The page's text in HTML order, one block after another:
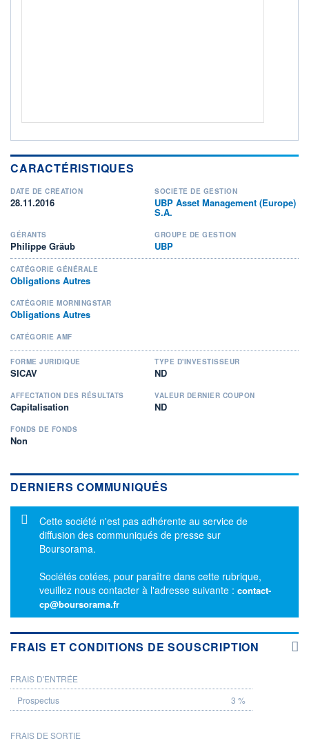
CARACTÉRISTIQUES
DATE DE CRÉATION
28.11.2016
SOCIÉTÉ DE GESTION
UBP Asset Management (Europe)
S.A.
GÉRANTS
Philippe Gräub
GROUPE DE GESTION
UBP
CATÉGORIE GÉNÉRALE
Obligations Autres
CATÉGORIE MORNINGSTAR
Obligations Autres
CATÉGORIE AMF
FORME JURIDIQUE
SICAV
TYPE D'INVESTISSEUR
ND
AFFECTATION DES RÉSULTATS
Capitalisation
VALEUR DERNIER COUPON
ND
FONDS DE FONDS
Non
DERNIERS COMMUNIQUÉS
Message d'information
Cette société n'est pas adhérente au service de
diffusion des communiqués de presse sur
Boursorama.
Sociétés cotées, pour paraître dans cette rubrique,
veuillez nous contacter à l'adresse suivante : contact-
cp@boursorama.fr
FRAIS ET CONDITIONS DE SOUSCRIPTION
PROSPECTUS
FRAIS D'ENTRÉE
3 %
FRAIS DE SORTIE